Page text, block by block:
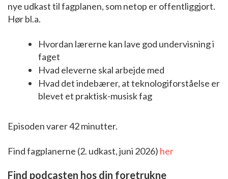
nye udkast til fagplanen, som netop er offentliggjort.
Hør bl.a.
Hvordan lærerne kan lave god undervisning i
faget
Hvad eleverne skal arbejde med
Hvad det indebærer, at teknologiforståelse er
blevet et praktisk-musisk fag
Episoden varer 42 minutter.
Find fagplanerne (2. udkast, juni 2026) her
Find podcasten hos din foretrukne